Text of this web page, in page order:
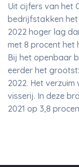
Uit cijfers van het
bedrijfstakken
2022 hoger lag
met 8 procent het
Bij het openbaar
eerder het
2022. Het
visserij. In deze
2021 op 3,8